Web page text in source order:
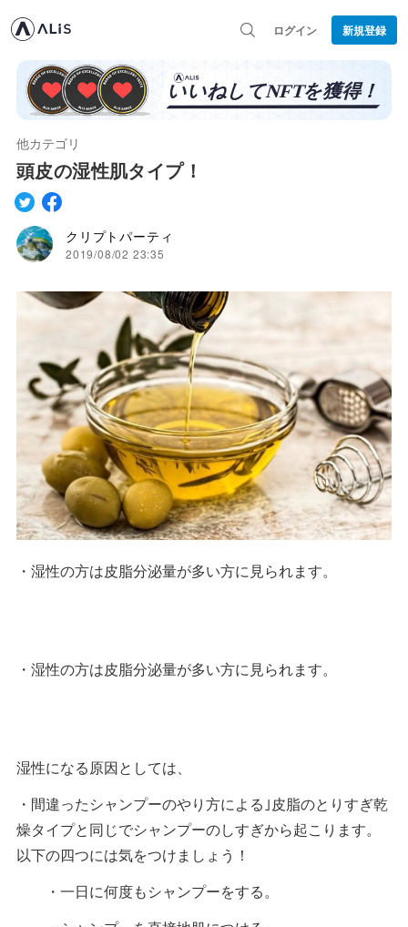
ログイン 新規登録
他カテゴリ
頭皮の湿性肌タイプ！
クリプトパーティ
2019/08/02 23:35
・湿性の方は皮脂分泌量が多い方に見られます。
・湿性の方は皮脂分泌量が多い方に見られます。
湿性になる原因としては、
・間違ったシャンプーのやり方による｣皮脂のとりすぎ乾
燥タイプと同じでシャンプーのしすぎから起こります。
以下の四つには気をつけましょう！
・一日に何度もシャンプーをする。